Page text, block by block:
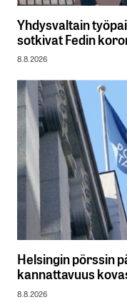
Yhdysvaltain
sotkivat Fedin
8.8.2026
Helsingin pörssin
kannattavuus
8.8.2026